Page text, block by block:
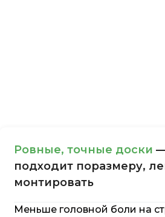
Ровные, точные доски
подходит поразмеру,
монтировать
Меньше головной боли на